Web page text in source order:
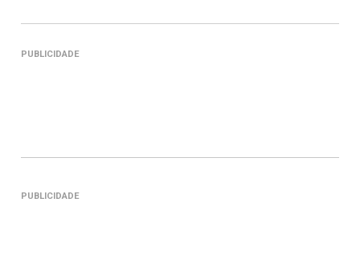
PUBLICIDADE
PUBLICIDADE